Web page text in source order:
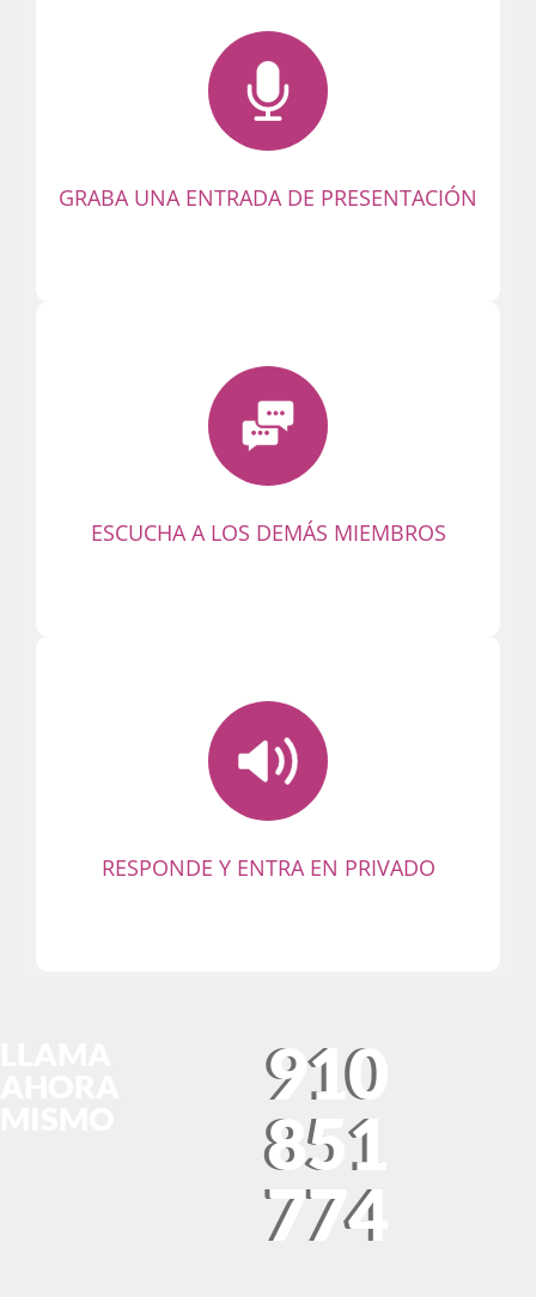
GRABA UNA ENTRADA DE PRESENTACIÓN
¡Haz tu presentación con un saludo
breve! La primera impresión es la que
cuenta. ¡Otros miembros podrán
escucharte y contactar contigo en
ESCUCHA A LOS DEMÁS MIEMBROS
Descubre los mensajes de otros
conectados a la Party. ¡Escucha y
contesta! ¡Empieza conversaciones
RESPONDE Y ENTRA EN PRIVADO
Recuerda que en el Chat Málaga nadie
te conoce ni sabe quién eres. Se busca
buen rollo y cachondeo. ¡Empieza la
910
851
774